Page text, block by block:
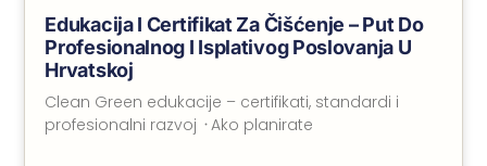
Edukacija I Certifikat Za Čišćenje – Put Do
Profesionalnog I Isplativog Poslovanja U
Hrvatskoj
Clean Green edukacije – certifikati, standardi i
profesionalni razvoj ᠂ Ako planirate